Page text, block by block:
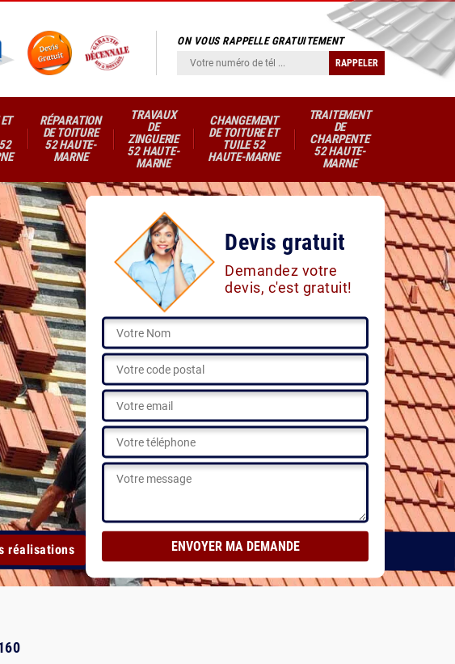
ON VOUS RAPPELLE GRATUITEMENT
RÉPARATION
DE TOITURE
52 HAUTE-
MARNE
TRAVAUX
DE
ZINGUERIE
52 HAUTE-
MARNE
CHANGEMENT
DE TOITURE ET
TUILE 52
HAUTE-MARNE
TRAITEMENT
DE
CHARPENTE
52 HAUTE-
MARNE
Devis gratuit
Demandez votre
devis, c'est gratuit!
réalisations